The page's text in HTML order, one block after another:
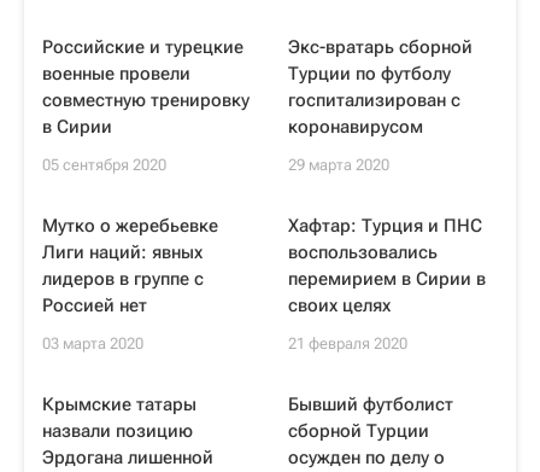
Российские и турецкие
военные провели
совместную тренировку
в Сирии
05 сентября 2020
Экс-вратарь сборной
Турции по футболу
госпитализирован с
коронавирусом
29 марта 2020
Мутко о жеребьевке
Лиги наций: явных
лидеров в группе с
Россией нет
03 марта 2020
Хафтар: Турция и ПНС
воспользовались
перемирием в Сирии в
своих целях
21 февраля 2020
Крымские татары
назвали позицию
Эрдогана лишенной
Бывший футболист
сборной Турции
осужден по делу о